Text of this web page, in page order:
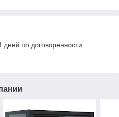
дней по договоренности